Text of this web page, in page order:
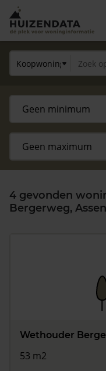
Vragen? Neem
088 220
4 gevonden
Bergerweg, Assen
Wethouder
53 m2